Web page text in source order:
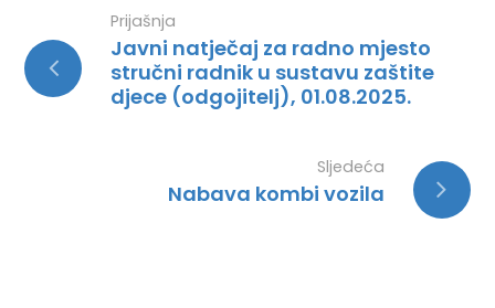
Prijašnja
Javni natječaj za radno mjesto
stručni radnik u sustavu zaštite
djece (odgojitelj), 01.08.2025.
Sljedeća
Nabava kombi vozila